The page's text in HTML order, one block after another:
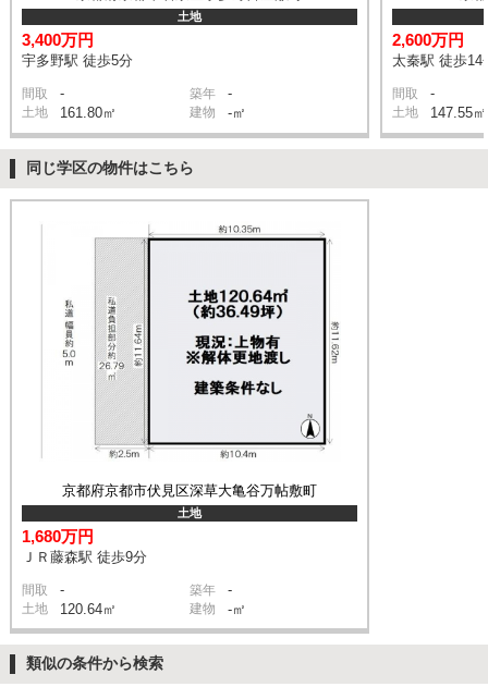
土地
3,400万円
宇多野駅 徒歩5分
間取 - 築年 -
土地 161.80㎡ 建物 -㎡
2,600万円
太秦駅 徒歩14
間取 -
土地 147.55㎡
同じ学区の物件はこちら
京都府京都市伏見区深草大亀谷万帖敷町
土地
1,680万円
ＪＲ藤森駅 徒歩9分
間取 - 築年 -
土地 120.64㎡ 建物 -㎡
類似の条件から検索